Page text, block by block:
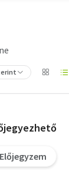
Előjegyzem